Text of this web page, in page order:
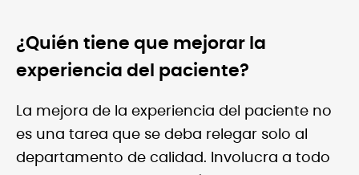
¿Quién tiene que mejorar la
experiencia del paciente?
La mejora de la experiencia del paciente no
es una tarea que se deba relegar solo al
departamento de calidad. Involucra a todo